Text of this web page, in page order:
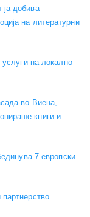
добива
на литературни
услуги на локално
во Виена,
книги и
7 европски